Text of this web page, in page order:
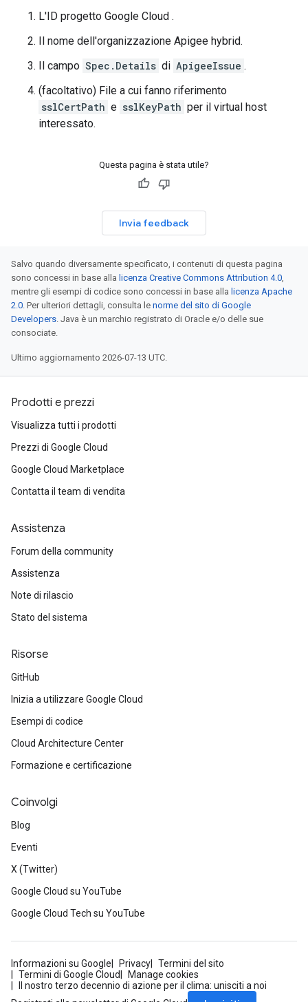
L'ID progetto Google Cloud .
Il nome dell'organizzazione Apigee hybrid.
Il campo Spec.Details di ApigeeIssue .
(facoltativo) File a cui fanno riferimento
sslCertPath e sslKeyPath per il virtual host
interessato.
Questa pagina è stata utile?
Invia feedback
Salvo quando diversamente specificato, i contenuti di questa pagina
sono concessi in base alla licenza Creative Commons Attribution 4.0,
mentre gli esempi di codice sono concessi in base alla licenza Apache
2.0. Per ulteriori dettagli, consulta le norme del sito di Google
Developers. Java è un marchio registrato di Oracle e/o delle sue
consociate.
Ultimo aggiornamento 2026-07-13 UTC.
Prodotti e prezzi
Visualizza tutti i prodotti
Prezzi di Google Cloud
Google Cloud Marketplace
Contatta il team di vendita
Assistenza
Forum della community
Assistenza
Note di rilascio
Stato del sistema
Risorse
GitHub
Inizia a utilizzare Google Cloud
Esempi di codice
Cloud Architecture Center
Formazione e certificazione
Coinvolgi
Blog
Eventi
X (Twitter)
Google Cloud su YouTube
Google Cloud Tech su YouTube
Informazioni su Google Privacy
Termini del sito
Termini di Google Cloud
Manage cookies
Il nostro terzo decennio di azione per il clima: unisciti a noi